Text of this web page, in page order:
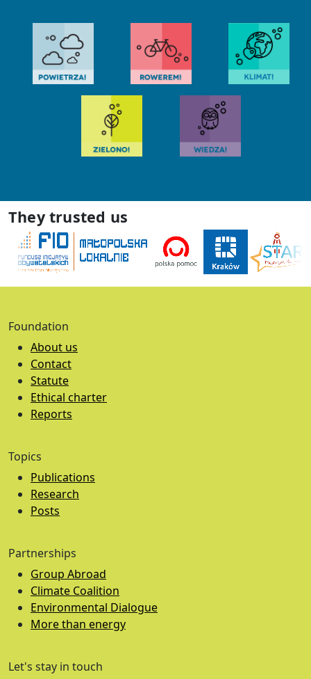
They trusted us
Foundation
About us
Contact
Statute
Ethical charter
Reports
Topics
Publications
Research
Posts
Partnerships
Group Abroad
Climate Coalition
Environmental Dialogue
More than energy
Let's stay in touch